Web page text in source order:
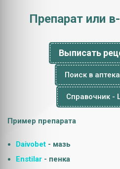
Препарат или
Выписать
Поиск в
Справочник -
Пример препарата
Daivobet - мазь
Enstilar - пенка